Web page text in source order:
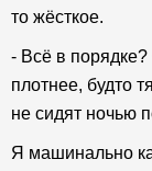
то жёсткое.
- Всё в порядке?
плотнее, будто
не сидят ночью
Я машинально